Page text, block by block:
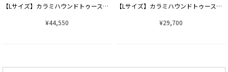
【Lサイズ】カラミハウンドトゥースワンピース
¥44,550
【Lサイズ】カラミハウンドトゥースパンツ
¥29,700